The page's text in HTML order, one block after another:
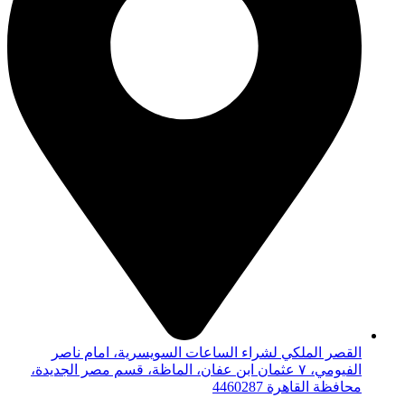
القصر الملكي لشراء الساعات السويسرية، امام ناصر
الفيومي، ٧ عثمان ابن عفان، الماظة، قسم مصر الجديدة،
محافظة القاهرة‬ 4460287